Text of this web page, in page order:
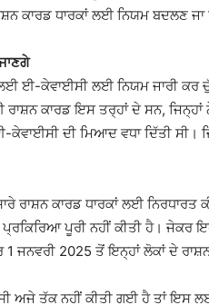
ਕਾਰਡ ਧਾਰਕਾਂ ਲਈ ਨਿਯਮ ਬਦਲਣ ਜਾ
ਲਈ ਈ-ਕੇਵਾਈਸੀ ਲਈ ਨਿਯਮ ਜਾਰੀ
ਰਾਸ਼ਨ ਕਾਰਡ ਇਸ ਤਰ੍ਹਾਂ ਦੇ ਸਨ,
ਦੀ ਮਿਆਦ ਵਧਾ ਦਿੱਤੀ ਸੀ।
ਰਾਸ਼ਨ ਕਾਰਡ ਧਾਰਕਾਂ ਲਈ ਨਿਰਧਾਰਤ
ਪੂਰੀ ਨਹੀਂ ਕੀਤੀ ਹੈ। ਜੇਕਰ
ਜਨਵਰੀ 2025 ਤੋਂ ਇਨ੍ਹਾਂ ਲੋਕਾਂ ਦੇ
ਅਜੇ ਤੱਕ ਨਹੀਂ ਕੀਤੀ ਗਈ ਹੈ ਤਾਂ ਇਸ